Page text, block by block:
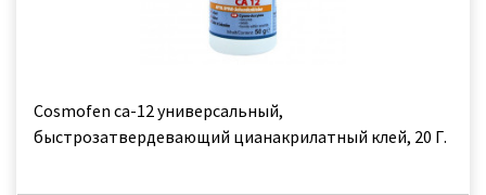
Cosmofen ca-12 универсальный,
быстрозатвердевающий цианакрилатный клей, 20 Г.